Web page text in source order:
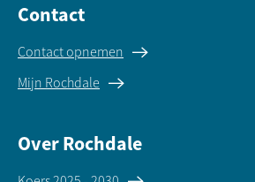
Contact
Contact opnemen
Mijn Rochdale
Over Rochdale